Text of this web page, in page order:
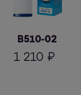
В510-02
1 210 ₽